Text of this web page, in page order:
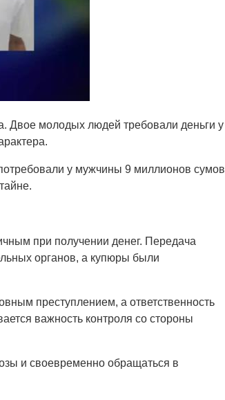
Двое молодых людей требовали деньги у
у мужчины 9 миллионов сумов
при получении денег. Передача
органов, а купюры были
преступлением, а ответственность
важность контроля со стороны
и своевременно обращаться в